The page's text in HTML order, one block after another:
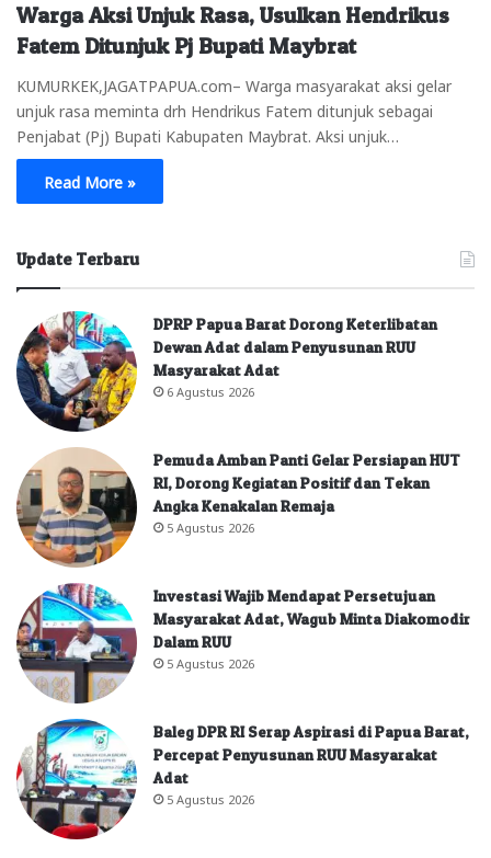
Warga Aksi Unjuk Rasa, Usulkan Hendrikus
Fatem Ditunjuk Pj Bupati Maybrat
KUMURKEK,JAGATPAPUA.com– Warga masyarakat aksi gelar
unjuk rasa meminta drh Hendrikus Fatem ditunjuk sebagai
Penjabat (Pj) Bupati Kabupaten Maybrat. Aksi unjuk…
Read More »
Update Terbaru
DPRP Papua Barat Dorong Keterlibatan
Dewan Adat dalam Penyusunan RUU
Masyarakat Adat
6 Agustus 2026
Pemuda Amban Panti Gelar Persiapan HUT
RI, Dorong Kegiatan Positif dan Tekan
Angka Kenakalan Remaja
5 Agustus 2026
Investasi Wajib Mendapat Persetujuan
Masyarakat Adat, Wagub Minta Diakomodir
Dalam RUU
5 Agustus 2026
Baleg DPR RI Serap Aspirasi di Papua Barat,
Percepat Penyusunan RUU Masyarakat
Adat
5 Agustus 2026